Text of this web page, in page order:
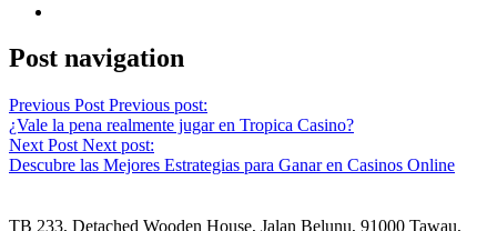
Post navigation
Previous Post Previous post:
¿Vale la pena realmente jugar en Tropica Casino?
Next Post Next post:
Descubre las Mejores Estrategias para Ganar en Casinos Online
TB 233, Detached Wooden House, Jalan Belunu, 91000 Tawau,